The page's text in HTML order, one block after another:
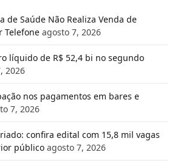
de Saúde Não Realiza Venda de
Telefone agosto 7, 2026
líquido de R$ 52,4 bi no segundo
2026
nos pagamentos em bares e
7, 2026
confira edital com 15,8 mil vagas
público agosto 7, 2026